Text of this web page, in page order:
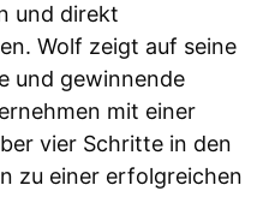
und direkt
Wolf zeigt auf seine
und gewinnende
mit einer
vier Schritte in den
zu einer erfolgreichen